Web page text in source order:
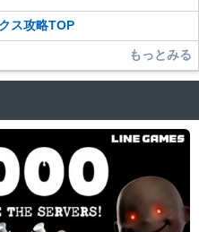
ス攻略TOP
もっとみる